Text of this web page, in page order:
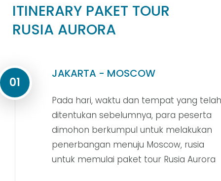
ITINERARY PAKET TOUR
RUSIA AURORA
01
JAKARTA - MOSCOW
Pada hari, waktu dan tempat yang telah
ditentukan sebelumnya, para peserta
dimohon berkumpul untuk melakukan
penerbangan menuju Moscow, rusia
untuk memulai paket tour Rusia Aurora